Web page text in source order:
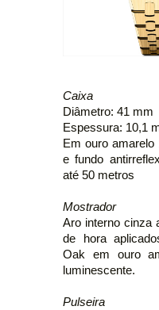
Caixa
Diâmetro: 41 mm
Espessura: 10,1
Em ouro
e fundo
até 50 metros
Mostrador
Aro interno cinza
de hora
Oak em ouro
luminescente.
Pulseira